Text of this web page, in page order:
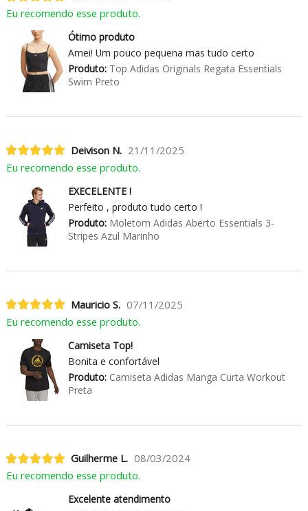
Eu recomendo esse produto.
Ótimo produto
Amei! Um pouco pequena mas tudo certo
Produto:Top Adidas Originals Regata Essentials
Swim Preto
Deivison N. 21/11/2025
Eu recomendo esse produto.
EXECELENTE !
Perfeito , produto tudo certo !
Produto:Moletom Adidas Aberto Essentials 3-
Stripes Azul Marinho
Mauricio S. 07/11/2025
Eu recomendo esse produto.
Camiseta Top!
Bonita e confortável
Produto:Camiseta Adidas Manga Curta Workout
Preta
Guilherme L. 08/03/2024
Eu recomendo esse produto.
Excelente atendimento